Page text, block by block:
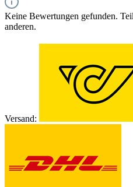
Keine Bewertungen gefunden.
anderen.
Versand: